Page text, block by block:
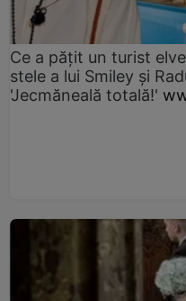
Ce a pățit un turist
stele a lui Smiley și
'Jecmăneală totală!'